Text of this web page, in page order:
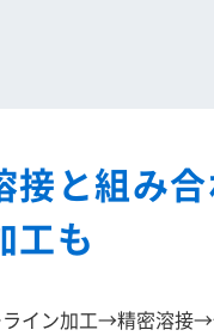
接と組み
工も
イン加工→精密溶接